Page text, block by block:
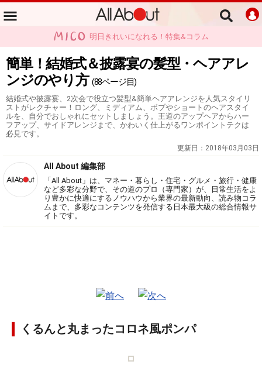
明日きれいになれる！特集&コラム
簡単！結婚式＆披露宴の髪型・ヘアアレ
ンジのやり方 (88ページ目)
結婚式や披露宴、2次会で役立つ髪型&簡単ヘアアレンジを人気スタイリ
ストがレクチャー！ロング、ミディアム、ボブやショートのヘアスタイ
ルを、自分でおしゃれにセットしましょう。王道のアップヘアからハー
フアップ、サイドアレンジまで、かわいく仕上がるワンポイントテクは
必見です。
更新日： 2018年03月03日
All About 編集部
「All About」は、マネー・暮らし・住宅・グルメ・旅行・健康
など多彩な分野で、その道のプロ（専門家）が、日常生活をよ
り豊かに快適にするノウハウから業界の最新動向、読み物コラ
ムまで、多彩なコンテンツを発信する日本最大級の総合情報サ
イトです。
くるんと丸まったコロネ風ポンパ